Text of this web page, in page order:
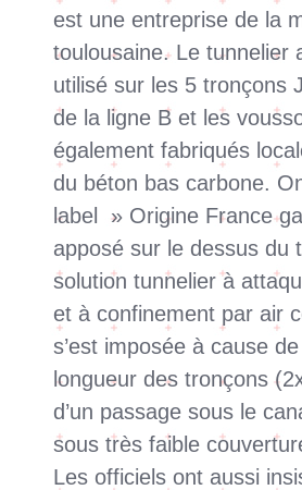
est une entreprise de la
toulousaine. Le tunnelier
utilisé sur les 5 tronçons
de la ligne B et les
également fabriqués
du béton bas carbone.
label » Origine France
apposé sur le dessus du
solution tunnelier à
et à confinement par air
s’est imposée à cause
longueur des tronçons
d’un passage sous le
sous très faible
Les officiels ont aussi